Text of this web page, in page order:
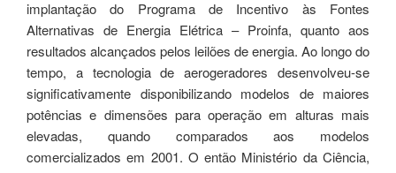
implantação do Programa de Incentivo às Fontes
Alternativas de Energia Elétrica – Proinfa, quanto aos
resultados alcançados pelos leilões de energia. Ao longo do
tempo, a tecnologia de aerogeradores desenvolveu-se
significativamente disponibilizando modelos de maiores
potências e dimensões para operação em alturas mais
elevadas, quando comparados aos modelos
comercializados em 2001. O então Ministério da Ciência,